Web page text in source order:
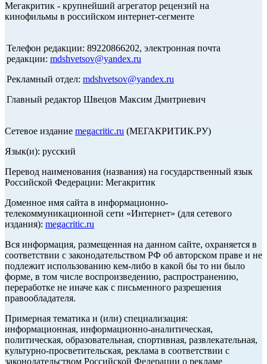
Мегакритик - крупнейший агрегатор рецензий на
кинофильмы в российском интернет-сегменте
Телефон редакции: 89220866202, электронная почта
редакции: mdshvetsov@yandex.ru
Рекламный отдел: mdshvetsov@yandex.ru
Главный редактор Швецов Максим Дмитриевич
Сетевое издание megacritic.ru (МЕГАКРИТИК.РУ)
Язык(и): русский
Перевод наименования (названия) на государственный язык
Российской Федерации: Мегакритик
Доменное имя сайта в информационно-
телекоммуникационной сети «Интернет» (для сетевого
издания): megacritic.ru
Вся информация, размещенная на данном сайте, охраняется в
соответствии с законодательством РФ об авторском праве и не
подлежит использованию кем-либо в какой бы то ни было
форме, в том числе воспроизведению, распространению,
переработке не иначе как с письменного разрешения
правообладателя.
Примерная тематика и (или) специализация:
информационная, информационно-аналитическая,
политическая, образовательная, спортивная, развлекательная,
культурно-просветительская, реклама в соответствии с
законодательством Российской Федерации о рекламе